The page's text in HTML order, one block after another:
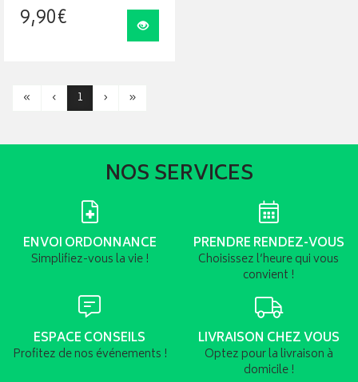
9,90€ Visualiser
« ‹ 1 › »
NOS SERVICES
ENVOI ORDONNANCE
Simplifiez-vous la vie !
PRENDRE RENDEZ-VOUS
Choisissez l’heure qui vous
convient !
ESPACE CONSEILS
Profitez de nos événements !
LIVRAISON CHEZ VOUS
Optez pour la livraison à
domicile !